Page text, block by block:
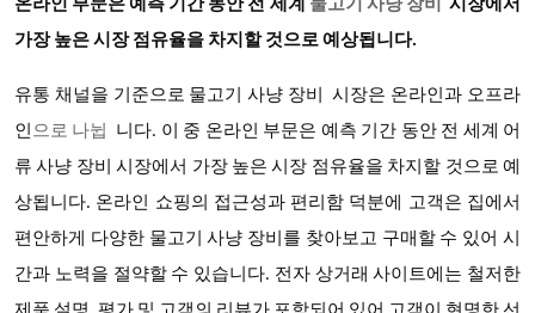
온라인 부문은 예측 기간 동안 전 세계 물고기 사냥 장비
시장에서
가장 높은 시장 점유율을 차지할 것으로 예상됩니다.
유통 채널을 기준으로 물고기 사냥 장비 시장은 온라인과 오프라
인 으로 나뉩 니다. 이 중 온라인 부문은 예측 기간 동안 전 세계 어
류 사냥 장비 시장에서 가장 높은 시장 점유율을 차지할 것으로 예
상됩니다. 온라인 쇼핑의 접근성과 편리함 덕분에 고객은 집에서
편안하게 다양한 물고기 사냥 장비를 찾아보고 구매할 수 있어 시
간과 노력을 절약할 수 있습니다. 전자 상거래 사이트에는 철저한